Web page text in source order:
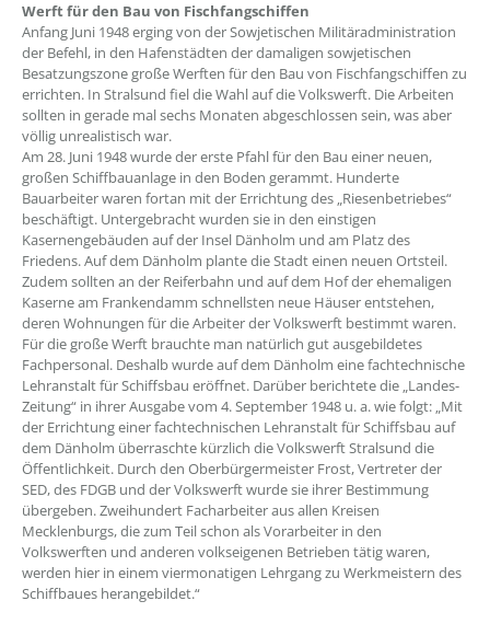
Werft für den Bau von Fischfangschiffen
Anfang Juni 1948 erging von der Sowjetischen Militäradministration
der Befehl, in den Hafenstädten der damaligen sowjetischen
Besatzungszone große Werften für den Bau von Fischfangschiffen zu
errichten. In Stralsund fiel die Wahl auf die Volkswerft. Die Arbeiten
sollten in gerade mal sechs Monaten abgeschlossen sein, was aber
völlig unrealistisch war.
Am 28. Juni 1948 wurde der erste Pfahl für den Bau einer neuen,
großen Schiffbauanlage in den Boden gerammt. Hunderte
Bauarbeiter waren fortan mit der Errichtung des „Riesenbetriebes“
beschäftigt. Untergebracht wurden sie in den einstigen
Kasernengebäuden auf der Insel Dänholm und am Platz des
Friedens. Auf dem Dänholm plante die Stadt einen neuen Ortsteil.
Zudem sollten an der Reiferbahn und auf dem Hof der ehemaligen
Kaserne am Frankendamm schnellsten neue Häuser entstehen,
deren Wohnungen für die Arbeiter der Volkswerft bestimmt waren.
Für die große Werft brauchte man natürlich gut ausgebildetes
Fachpersonal. Deshalb wurde auf dem Dänholm eine fachtechnische
Lehranstalt für Schiffsbau eröffnet. Darüber berichtete die „Landes-
Zeitung“ in ihrer Ausgabe vom 4. September 1948 u. a. wie folgt: „Mit
der Errichtung einer fachtechnischen Lehranstalt für Schiffsbau auf
dem Dänholm überraschte kürzlich die Volkswerft Stralsund die
Öffentlichkeit. Durch den Oberbürgermeister Frost, Vertreter der
SED, des FDGB und der Volkswerft wurde sie ihrer Bestimmung
übergeben. Zweihundert Facharbeiter aus allen Kreisen
Mecklenburgs, die zum Teil schon als Vorarbeiter in den
Volkswerften und anderen volkseigenen Betrieben tätig waren,
werden hier in einem viermonatigen Lehrgang zu Werkmeistern des
Schiffbaues herangebildet.“